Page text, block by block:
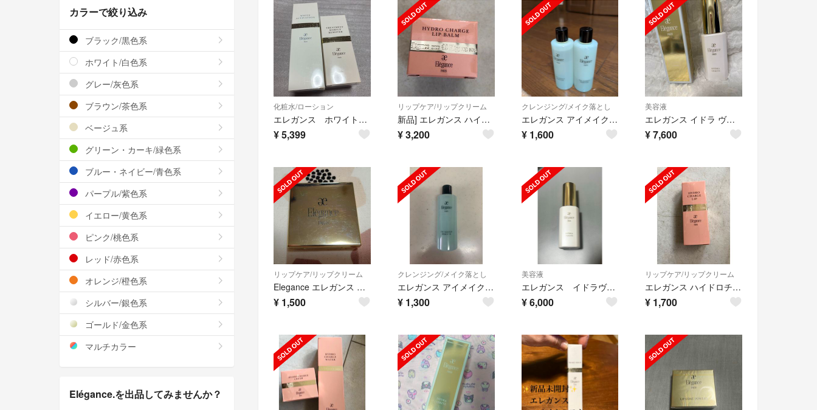
化粧水/ローション
エレガンス ホワイト アクティベーション
¥5,399
リップケア/リップクリーム
新品] エレガンス ハイドロチャージリップバーム
¥3,200
クレンジング/メイク落とし
エレガンス アイメイクアップリムーバーWP
¥ 1,600
美容液
エレガンス イドラ ヴェリテ 80ml
¥7,600
リップケア/リップクリーム
Elegance エレガンス リップコート パウダー 01
¥ 1,500
クレンジング/メイク落とし
エレガンス アイメイクアップリムーバーWP
¥ 1,300
美容液
エレガンス イドラヴェリテ
¥6,000
リップケア/リップクリーム
エレガンス ハイドロチャージ リップ 新品^
¥ 1,700
カラーで絞り込み
ブラック/黒色系
ホワイト/白色系
グレー/灰色系
ブラウン/茶色系
ベージュ系
グリーン・カーキ/緑色系
ブルー・ネイビー/青色系
パープル/紫色系
イエロー/黄色系
ピンク/桃色系
レッド/赤色系
オレンジ/橙色系
シルバー/銀色系
ゴールド/金色系
マルチカラー
Elégance.を出品してみませんか？